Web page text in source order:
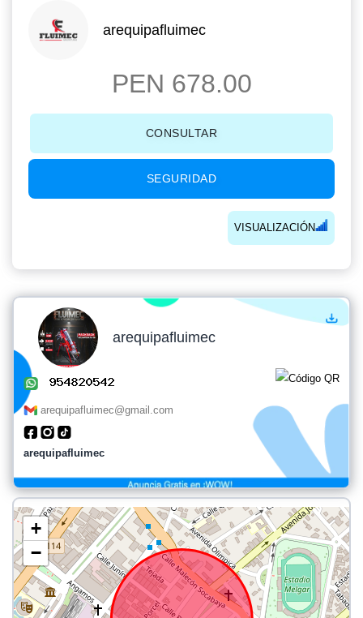
arequipafluimec
PEN 678.00
CONSULTAR
SEGURIDAD
VISUALIZACIÓN
arequipafluimec
arequipafluimec@gmail.com
arequipafluimec
+
−